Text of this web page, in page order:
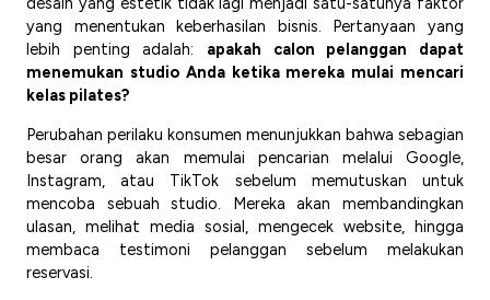
yang menentukan keberhasilan bisnis. Pertanyaan yang
lebih penting adalah: apakah calon pelanggan dapat
menemukan studio Anda ketika mereka mulai mencari
kelas pilates?
Perubahan perilaku konsumen menunjukkan bahwa sebagian
besar orang akan memulai pencarian melalui Google,
Instagram, atau TikTok sebelum memutuskan untuk
mencoba sebuah studio. Mereka akan membandingkan
ulasan, melihat media sosial, mengecek website, hingga
membaca testimoni pelanggan sebelum melakukan
reservasi.